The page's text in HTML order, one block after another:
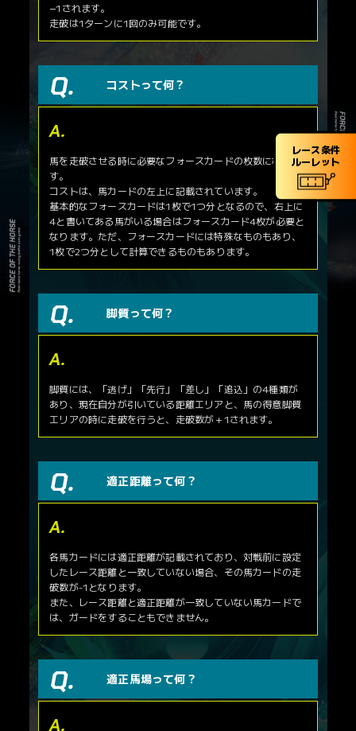
−1されます。
走破は1ターンに1回のみ可能です。
コストって何？
馬を走破させる時に必要なフォースカードの枚数になりま
す。
コストは、馬カードの左上に記載されています。
基本的なフォースカードは1枚で1つ分となるので、右上に
4と書いてある馬がいる場合はフォースカード4枚が必要と
なります。ただ、フォースカードには特殊なものもあり、
1枚で2つ分として計算できるものもあります。
脚質って何？
脚質には、「逃げ」「先行」「差し」「追込」の4種類が
あり、現在自分が引いている距離エリアと、馬の得意脚質
エリアの時に走破を行うと、走破数が＋1されます。
適正距離って何？
各馬カードには適正距離が記載されており、対戦前に設定
したレース距離と一致していない場合、その馬カードの走
破数が-1となります。
また、レース距離と適正距離が一致していない馬カードで
は、ガードをすることもできません。
適正馬場って何？
レース条件
ルーレット